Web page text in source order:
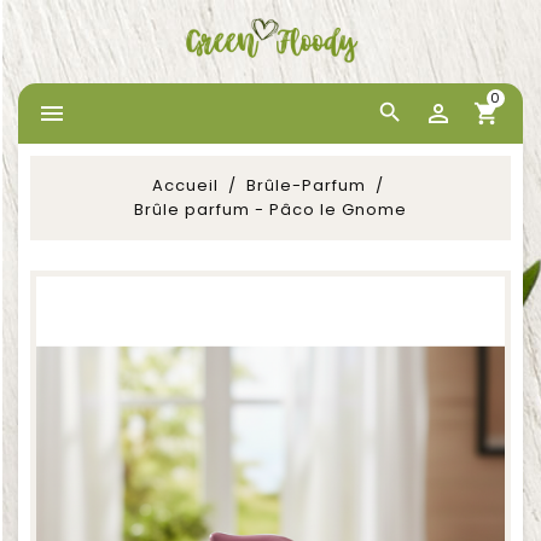


0
Accueil
Brûle-Parfum
Brûle parfum - Pâco le Gnome